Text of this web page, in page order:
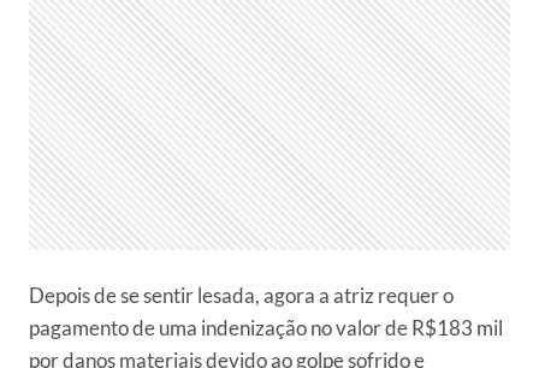
Depois de se sentir lesada, agora a atriz requer o
pagamento de uma indenização no valor de R$183 mil
por danos materiais devido ao golpe sofrido e